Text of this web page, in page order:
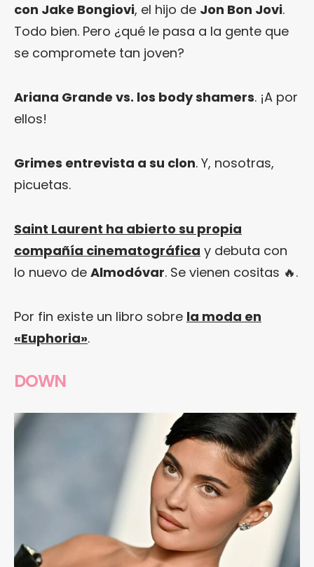
con Jake Bongiovi, el hijo de Jon Bon Jovi.
Todo bien. Pero ¿qué le pasa a la gente que
se compromete tan joven?
Ariana Grande vs. los body shamers. ¡A por
ellos!
Grimes entrevista a su clon. Y, nosotras,
picuetas.
Saint Laurent ha abierto su propia
compañía cinematográfica y debuta con
lo nuevo de Almodóvar. Se vienen cositas 🔥.
Por fin existe un libro sobre la moda en
«Euphoria».
DOWN